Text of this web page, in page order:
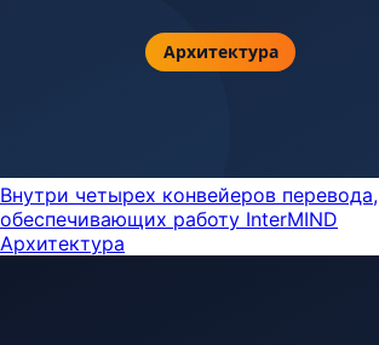
Внутри четырех конвейеров перевода,
обеспечивающих работу InterMIND
Архитектура